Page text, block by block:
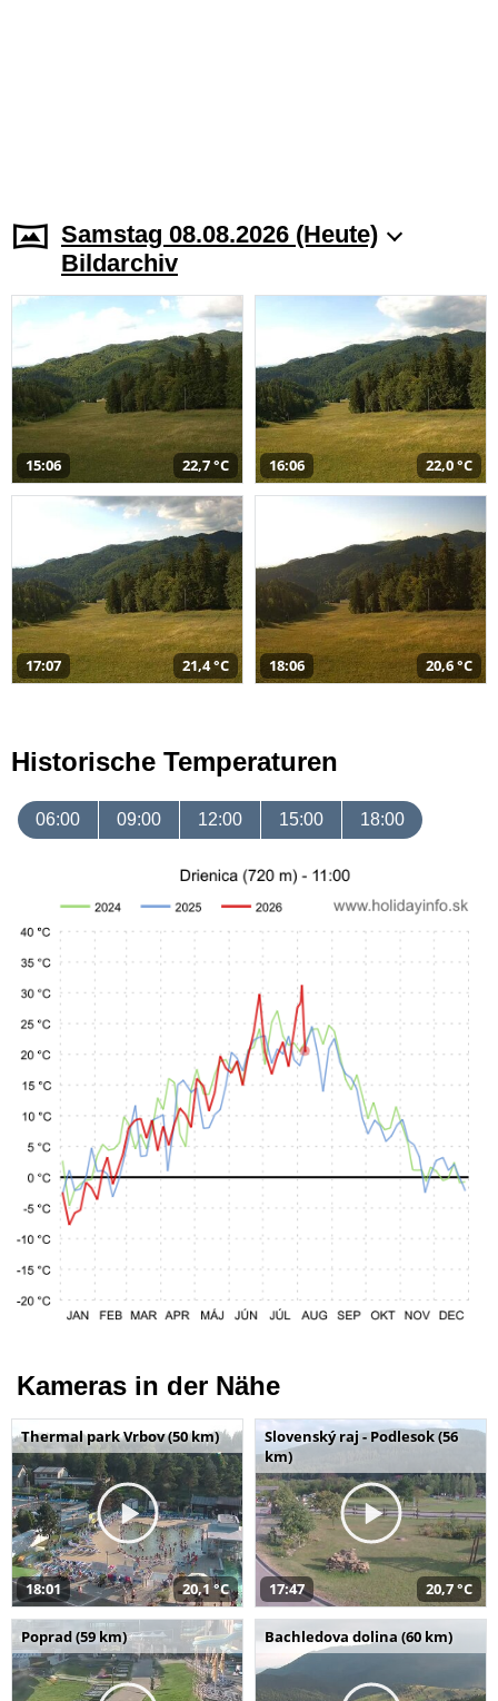
Samstag 08.08.2026 (Heute)
Bildarchiv
15:06 22,7 °C 16:06 22,0 °C
17:07 21,4 °C 18:06 20,6 °C
Historische Temperaturen
06:00 09:00 12:00 15:00 18:00
Kameras in der Nähe
Thermal park Vrbov (50 km)
18:01 20,1 °C
Slovenský raj - Podlesok (56
km)
17:47 20,7 °C
Poprad (59 km) Bachledova dolina (60 km)